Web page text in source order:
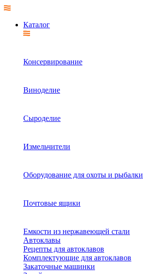
Каталог
Консервирование
Виноделие
Сыроделие
Измельчители
Оборудование для охоты и рыбалки
Почтовые ящики
Емкости из нержавеющей стали
Автоклавы
Рецепты для автоклавов
Комплектующие для автоклавов
Закаточные машинки